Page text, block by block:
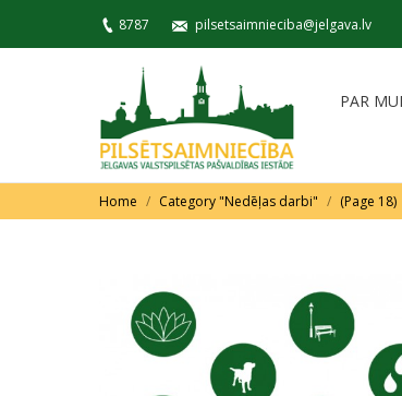
8787 pilsetsaimnieciba@jelgava.lv
PAR
You are here:
Home Category "Nedēļas darbi" (Page 18)